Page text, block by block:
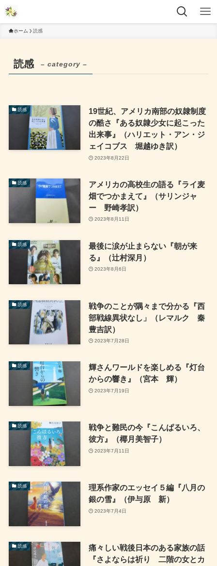
ホーム 読感
読感 – category –
読感
19世紀、アメリカ南部の奴隷制度
の酷さ『ある奴隷少女に起こった
出来事』（ハリエット・アン・ジ
ェイコブス 堀越ゆき訳）
2023年8月22日
読感
アメリカの高校生の語る『ライ麦
畑でつかまえて』（サリンジャ
ー 野崎孝訳）
2023年8月11日
読感
最後に涙が止まらない『朝が来
る』（辻村深月）
2023年8月6日
読感
戦争のことが隅々まで分かる『西
部戦線異状なし」（レマルク 秦
豊吉訳）
2023年7月28日
読感
輝さんワールドを楽しめる『灯台
からの響き』（宮本 輝）
2023年7月19日
読感
戦争と難民の今『こんぱるいろ、
彼方』（椰月美智子）
2023年7月11日
読感
理系作家のエッセイ５編『八月の
銀の雪』（伊与原 新）
2023年7月4日
読感
痛々しい戦後日本のある家族の話
『さよならは祈り 二階の女とカ